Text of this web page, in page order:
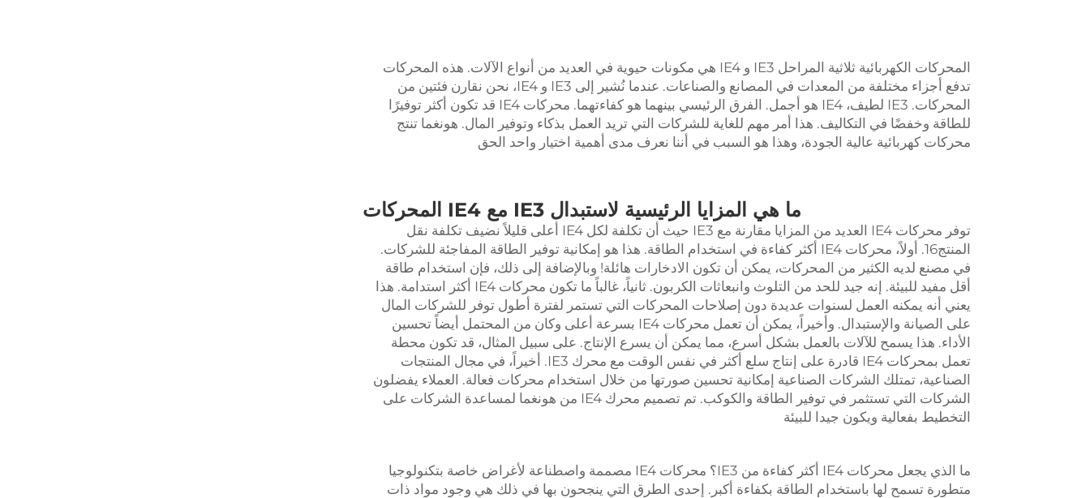
المحركات الكهربائية ثلاثية المراحل IE3 و IE4 هي مكونات حيوية في العديد من أنواع الآلات. هذه المحركات
تدفع أجزاء مختلفة من المعدات في المصانع والصناعات. عندما نُشير إلى IE3 و IE4، نحن نقارن فئتين من
المحركات. IE3 لطيف، IE4 هو أجمل. الفرق الرئيسي بينهما هو كفاءتهما. محركات IE4 قد تكون أكثر توفيرًا
للطاقة وخفضًا في التكاليف. هذا أمر مهم للغاية للشركات التي تريد العمل بذكاء وتوفير المال. هونغما تنتج
محركات كهربائية عالية الجودة، وهذا هو السبب في أننا نعرف مدى أهمية اختيار واحد الحق
ما هي المزايا الرئيسية لاستبدال IE3 مع IE4 المحركات
توفر محركات IE4 العديد من المزايا مقارنة مع IE3 حيث أن تكلفة لكل IE4 أعلى قليلاً نضيف تكلفة نقل
المنتج16. أولاً، محركات IE4 أكثر كفاءة في استخدام الطاقة. هذا هو إمكانية توفير الطاقة المفاجئة للشركات.
في مصنع لديه الكثير من المحركات، يمكن أن تكون الادخارات هائلة! وبالإضافة إلى ذلك، فإن استخدام طاقة
أقل مفيد للبيئة. إنه جيد للحد من التلوث وانبعاثات الكربون. ثانياً، غالباً ما تكون محركات IE4 أكثر استدامة. هذا
يعني أنه يمكنه العمل لسنوات عديدة دون إصلاحات المحركات التي تستمر لفترة أطول توفر للشركات المال
على الصيانة والإستبدال. وأخيراً، يمكن أن تعمل محركات IE4 بسرعة أعلى وكان من المحتمل أيضاً تحسين
الأداء. هذا يسمح للآلات بالعمل بشكل أسرع، مما يمكن أن يسرع الإنتاج. على سبيل المثال، قد تكون محطة
تعمل بمحركات IE4 قادرة على إنتاج سلع أكثر في نفس الوقت مع محرك IE3. أخيراً، في مجال المنتجات
الصناعية، تمتلك الشركات الصناعية إمكانية تحسين صورتها من خلال استخدام محركات فعالة. العملاء يفضلون
الشركات التي تستثمر في توفير الطاقة والكوكب. تم تصميم محرك IE4 من هونغما لمساعدة الشركات على
التخطيط بفعالية ويكون جيدا للبيئة
ما الذي يجعل محركات IE4 أكثر كفاءة من IE3؟ محركات IE4 مصممة واصطناعة لأغراض خاصة بتكنولوجيا
متطورة تسمح لها باستخدام الطاقة بكفاءة أكبر. إحدى الطرق التي ينجحون بها في ذلك هي وجود مواد ذات